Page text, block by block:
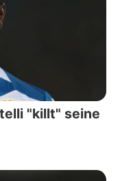
"killt" seine